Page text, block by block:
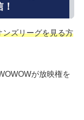
ズリーグを見る方
が放映権を